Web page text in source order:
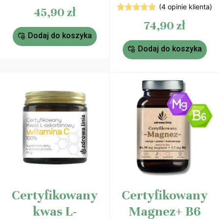
na 5
podstawie
ocen
klientów
45,90 zł
Dodaj do koszyka
na 5
podstawie
ocen
klientów
(4 opinie klienta)
74,90 zł
Dodaj do koszyka
Certyfikowany
kwas L-
Certyfikowany
Magnez+ B6